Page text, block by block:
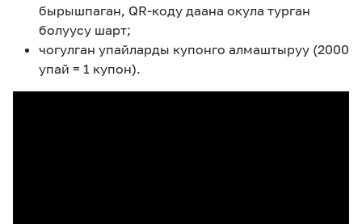
бырышпаган, QR-коду даана окула турган
болуусу шарт;
чогулган упайларды купонго алмаштыруу (2000
упай = 1 купон).